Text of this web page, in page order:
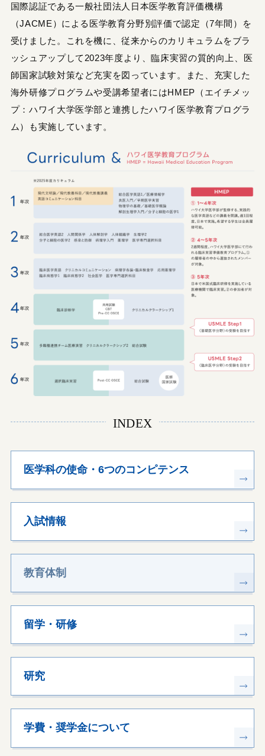
国際認証である一般社団法人日本医学教育評価機構
（JACME）による医学教育分野別評価で認定（7年間）を
受けました。これを機に、従来からのカリキュラムをブラ
ッシュアップして2023年度より、臨床実習の質的向上、医
師国家試験対策など充実を図っています。また、充実した
海外研修プログラムや受講希望者にはHMEP（エイチメッ
プ：ハワイ大学医学部と連携したハワイ医学教育プログラ
ム）も実施しています。
INDEX
医学科の使命・6つのコンピテンス
入試情報
教育体制
留学・研修
研究
学費・奨学金について